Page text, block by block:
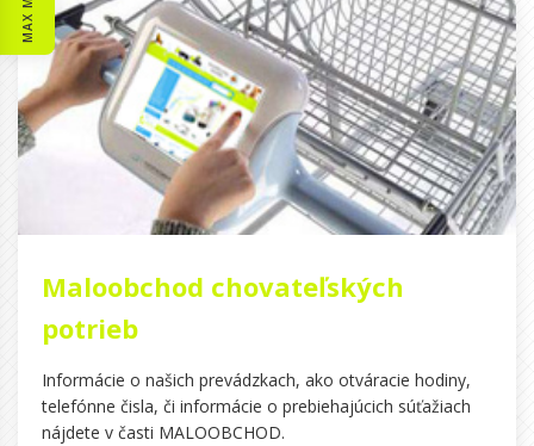
Maloobchod chovateľských
potrieb
Informácie o našich prevádzkach, ako otváracie hodiny,
telefónne čisla, či informácie o prebiehajúcich súťažiach
nájdete v časti MALOOBCHOD.